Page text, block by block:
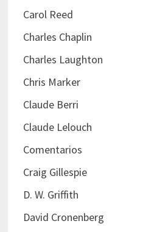
Carol Reed
Charles Chaplin
Charles Laughton
Chris Marker
Claude Berri
Claude Lelouch
Comentarios
Craig Gillespie
D. W. Griffith
David Cronenberg